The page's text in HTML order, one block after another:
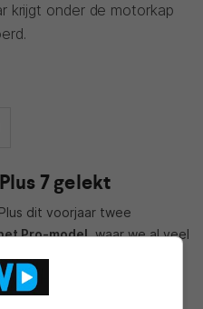
krijgt onder de motorkap
7 gelekt
dit voorjaar twee
Pro-model, waar we al veel
ook een reguliere
qua design gaan lijken op
aan de